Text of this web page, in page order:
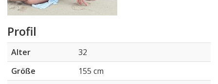
Profil
Alter
32
Größe
155 cm